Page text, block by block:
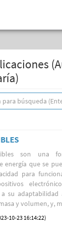
son una
energía que se
para
su adaptabilidad
y volumen, y,
10-23 16:14:22)